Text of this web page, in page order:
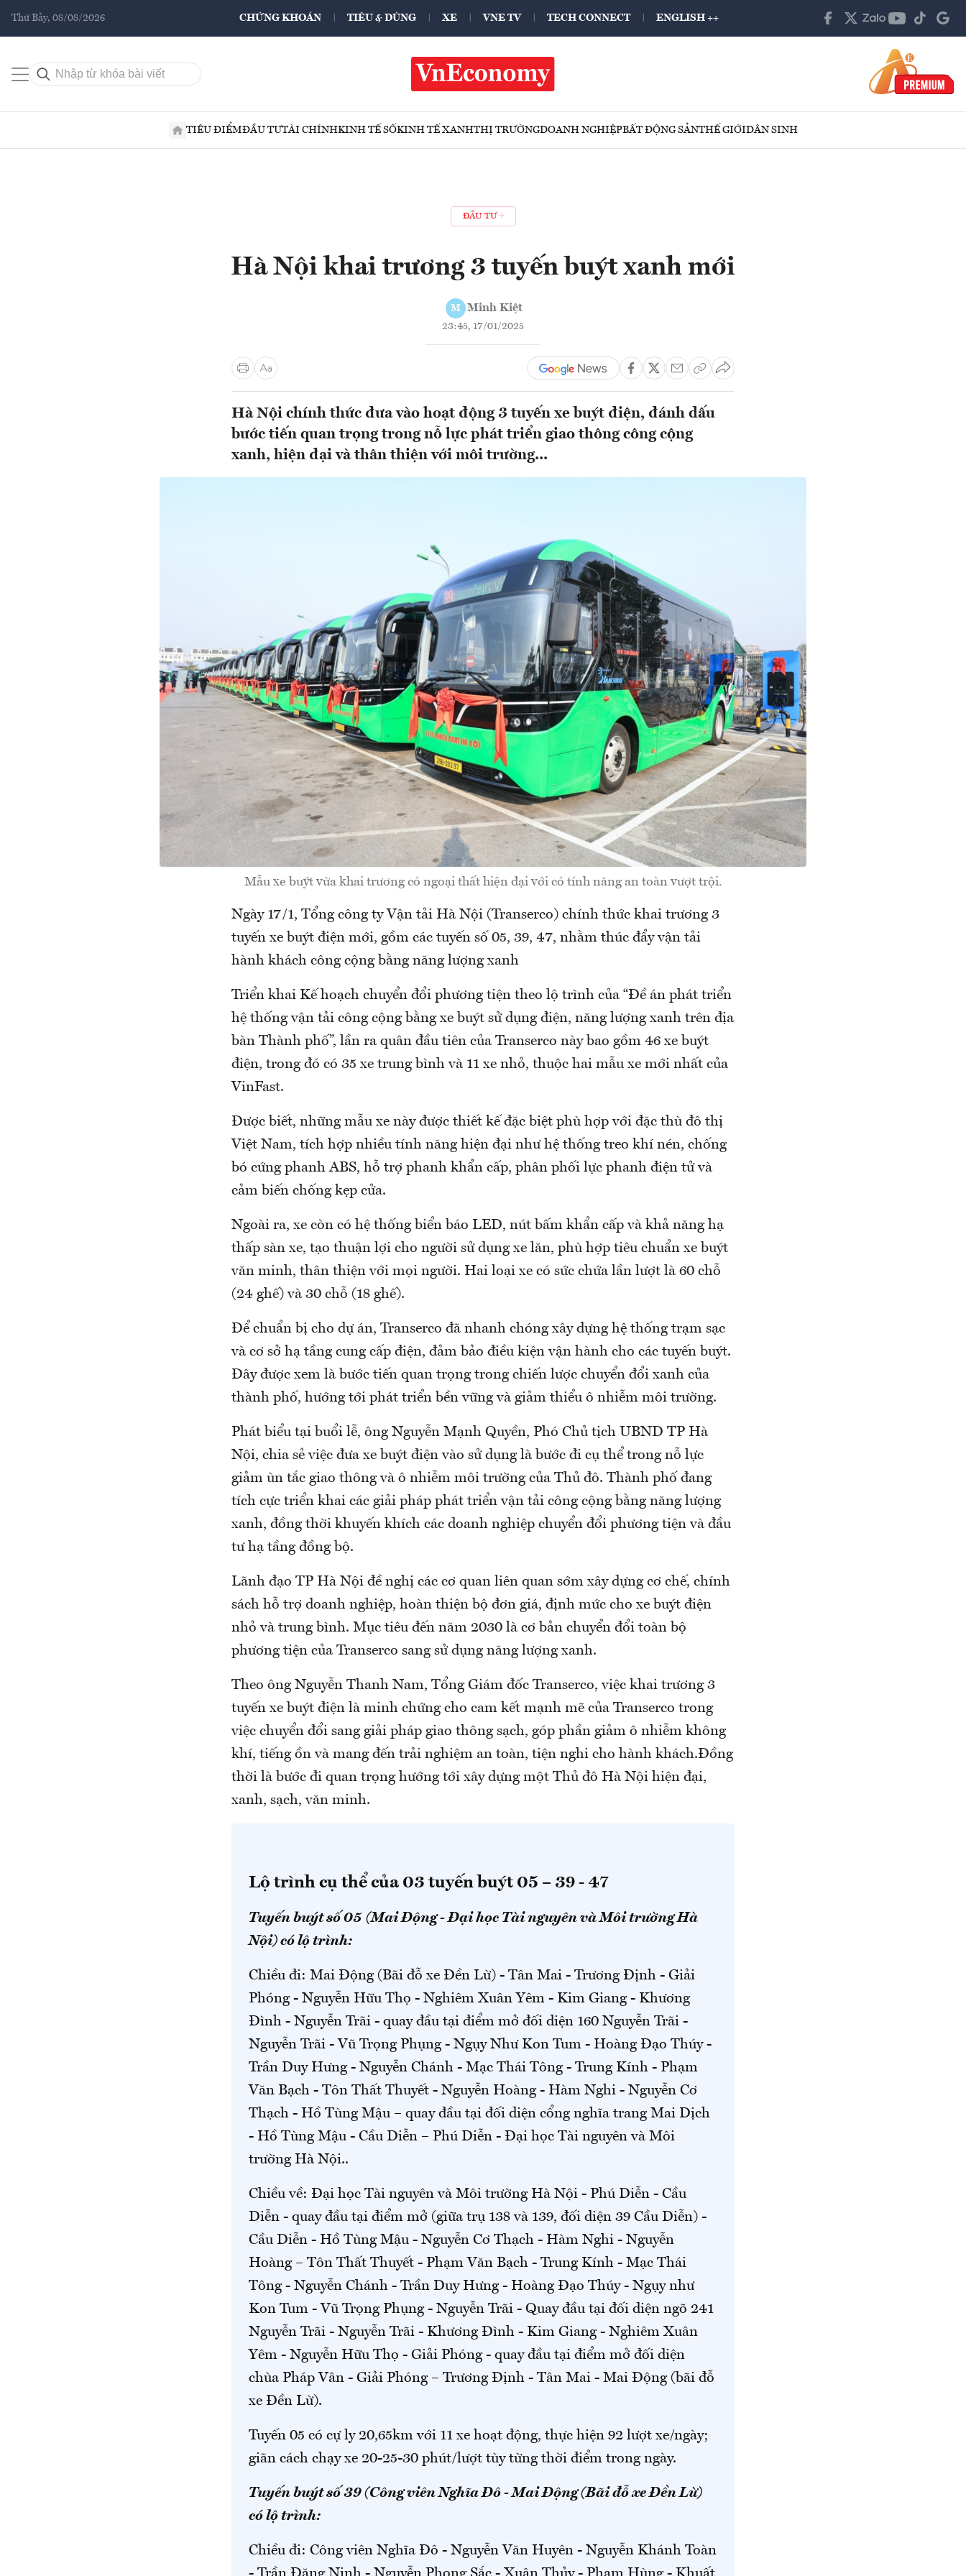
Thứ Bảy, 08/08/2026 CHỨNG KHOÁN TIÊU & DÙNG XE VNE TV TECH CONNECT ENGLISH ++
TIÊU ĐIỂMĐẦU TƯTÀI CHÍNHKINH TẾ SỐKINH TẾ XANHTHỊ TRƯỜNGDOANH NGHIỆPBẤT ĐỘNG SẢNTHẾ GIỚIDÂN SINH
ĐẦU TƯ
Hà Nội khai trương 3 tuyến buýt xanh mới
M Minh Kiệt
23:45, 17/01/2025
Hà Nội chính thức đưa vào hoạt động 3 tuyến xe buýt điện, đánh dấu
bước tiến quan trọng trong nỗ lực phát triển giao thông công cộng
xanh, hiện đại và thân thiện với môi trường...
Mẫu xe buýt vừa khai trương có ngoại thất hiện đại với có tính năng an toàn vượt trội.
Ngày 17/1, Tổng công ty Vận tải Hà Nội (Transerco) chính thức khai trương 3
tuyến xe buýt điện mới, gồm các tuyến số 05, 39, 47, nhằm thúc đẩy vận tải
hành khách công cộng bằng năng lượng xanh
Triển khai Kế hoạch chuyển đổi phương tiện theo lộ trình của “Đề án phát triển
hệ thống vận tải công cộng bằng xe buýt sử dụng điện, năng lượng xanh trên địa
bàn Thành phố”, lần ra quân đầu tiên của Transerco này bao gồm 46 xe buýt
điện, trong đó có 35 xe trung bình và 11 xe nhỏ, thuộc hai mẫu xe mới nhất của
VinFast.
Được biết, những mẫu xe này được thiết kế đặc biệt phù hợp với đặc thù đô thị
Việt Nam, tích hợp nhiều tính năng hiện đại như hệ thống treo khí nén, chống
bó cứng phanh ABS, hỗ trợ phanh khẩn cấp, phân phối lực phanh điện tử và
cảm biến chống kẹp cửa.
Ngoài ra, xe còn có hệ thống biển báo LED, nút bấm khẩn cấp và khả năng hạ
thấp sàn xe, tạo thuận lợi cho người sử dụng xe lăn, phù hợp tiêu chuẩn xe buýt
văn minh, thân thiện với mọi người. Hai loại xe có sức chứa lần lượt là 60 chỗ
(24 ghế) và 30 chỗ (18 ghế).
Để chuẩn bị cho dự án, Transerco đã nhanh chóng xây dựng hệ thống trạm sạc
và cơ sở hạ tầng cung cấp điện, đảm bảo điều kiện vận hành cho các tuyến buýt.
Đây được xem là bước tiến quan trọng trong chiến lược chuyển đổi xanh của
thành phố, hướng tới phát triển bền vững và giảm thiểu ô nhiễm môi trường.
Phát biểu tại buổi lễ, ông Nguyễn Mạnh Quyền, Phó Chủ tịch UBND TP Hà
Nội, chia sẻ việc đưa xe buýt điện vào sử dụng là bước đi cụ thể trong nỗ lực
giảm ùn tắc giao thông và ô nhiễm môi trường của Thủ đô. Thành phố đang
tích cực triển khai các giải pháp phát triển vận tải công cộng bằng năng lượng
xanh, đồng thời khuyến khích các doanh nghiệp chuyển đổi phương tiện và đầu
tư hạ tầng đồng bộ.
Lãnh đạo TP Hà Nội đề nghị các cơ quan liên quan sớm xây dựng cơ chế, chính
sách hỗ trợ doanh nghiệp, hoàn thiện bộ đơn giá, định mức cho xe buýt điện
nhỏ và trung bình. Mục tiêu đến năm 2030 là cơ bản chuyển đổi toàn bộ
phương tiện của Transerco sang sử dụng năng lượng xanh.
Theo ông Nguyễn Thanh Nam, Tổng Giám đốc Transerco, việc khai trương 3
tuyến xe buýt điện là minh chứng cho cam kết mạnh mẽ của Transerco trong
việc chuyển đổi sang giải pháp giao thông sạch, góp phần giảm ô nhiễm không
khí, tiếng ồn và mang đến trải nghiệm an toàn, tiện nghi cho hành khách.Đồng
thời là bước đi quan trọng hướng tới xây dựng một Thủ đô Hà Nội hiện đại,
xanh, sạch, văn minh.
Lộ trình cụ thể của 03 tuyến buýt 05 – 39 - 47
Tuyến buýt số 05 (Mai Động - Đại học Tài nguyên và Môi trường Hà
Nội) có lộ trình:
Chiều đi: Mai Động (Bãi đỗ xe Đền Lừ) - Tân Mai - Trương Định - Giải
Phóng - Nguyễn Hữu Thọ - Nghiêm Xuân Yêm - Kim Giang - Khương
Đình - Nguyễn Trãi - quay đầu tại điểm mở đối diện 160 Nguyễn Trãi -
Nguyễn Trãi - Vũ Trọng Phụng - Ngụy Như Kon Tum - Hoàng Đạo Thúy -
Trần Duy Hưng - Nguyễn Chánh - Mạc Thái Tông - Trung Kính - Phạm
Văn Bạch - Tôn Thất Thuyết - Nguyễn Hoàng - Hàm Nghi - Nguyễn Cơ
Thạch - Hồ Tùng Mậu – quay đầu tại đối diện cổng nghĩa trang Mai Dịch
- Hồ Tùng Mậu - Cầu Diễn – Phú Diễn - Đại học Tài nguyên và Môi
trường Hà Nội..
Chiều về: Đại học Tài nguyên và Môi trường Hà Nội - Phú Diễn - Cầu
Diễn - quay đầu tại điểm mở (giữa trụ 138 và 139, đối diện 39 Cầu Diễn) -
Cầu Diễn - Hồ Tùng Mậu - Nguyễn Cơ Thạch - Hàm Nghi - Nguyễn
Hoàng – Tôn Thất Thuyết - Phạm Văn Bạch - Trung Kính - Mạc Thái
Tông - Nguyễn Chánh - Trần Duy Hưng - Hoàng Đạo Thúy - Ngụy như
Kon Tum - Vũ Trọng Phụng - Nguyễn Trãi - Quay đầu tại đối diện ngõ 241
Nguyễn Trãi - Nguyễn Trãi - Khương Đình - Kim Giang - Nghiêm Xuân
Yêm - Nguyễn Hữu Thọ - Giải Phóng - quay đầu tại điểm mở đối diện
chùa Pháp Vân - Giải Phóng – Trương Định - Tân Mai - Mai Động (bãi đỗ
xe Đền Lừ).
Tuyến 05 có cự ly 20,65km với 11 xe hoạt động, thực hiện 92 lượt xe/ngày;
giãn cách chạy xe 20-25-30 phút/lượt tùy từng thời điểm trong ngày.
Tuyến buýt số 39 (Công viên Nghĩa Đô - Mai Động (Bãi đỗ xe Đền Lừ)
có lộ trình:
Chiều đi: Công viên Nghĩa Đô - Nguyễn Văn Huyên - Nguyễn Khánh Toàn